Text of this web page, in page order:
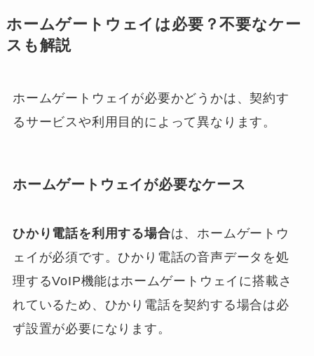
ホームゲートウェイは必要？不要なケー
スも解説
ホームゲートウェイが必要かどうかは、契約す
るサービスや利用目的によって異なります。
ホームゲートウェイが必要なケース
ひかり電話を利用する場合は、ホームゲートウ
ェイが必須です。ひかり電話の音声データを処
理するVoIP機能はホームゲートウェイに搭載さ
れているため、ひかり電話を契約する場合は必
ず設置が必要になります。